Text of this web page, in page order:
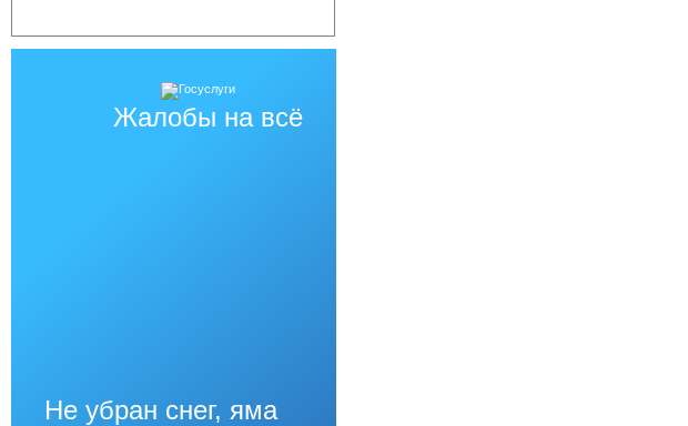
Жалобы на всё
Не убран снег, яма